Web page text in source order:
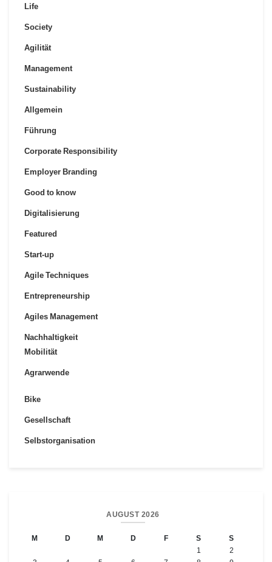
Life
Society
Agilität
Management
Sustainability
Allgemein
Führung
Corporate Responsibility
Employer Branding
Good to know
Digitalisierung
Featured
Start-up
Agile Techniques
Entrepreneurship
Agiles Management
Nachhaltigkeit
Mobilität
Agrarwende
Bike
Gesellschaft
Selbstorganisation
AUGUST 2026
M D M D F S S
1
2